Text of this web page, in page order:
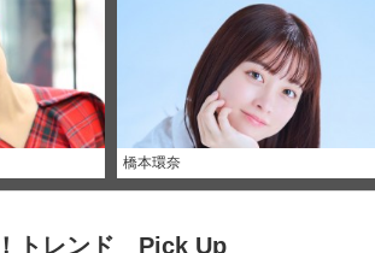
橋本環奈
トレンド Pick Up